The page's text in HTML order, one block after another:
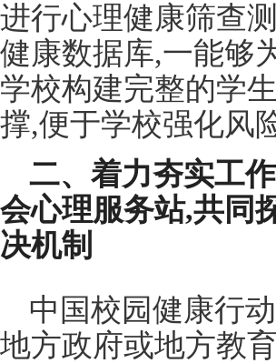
进行心理健康筛查
健康数据库,一能够
学校构建完整的学
撑,便于学校强化风
二、 着力夯实工
会心理服务站,共同
决机制
中国校园健康行
地方政府或地方教